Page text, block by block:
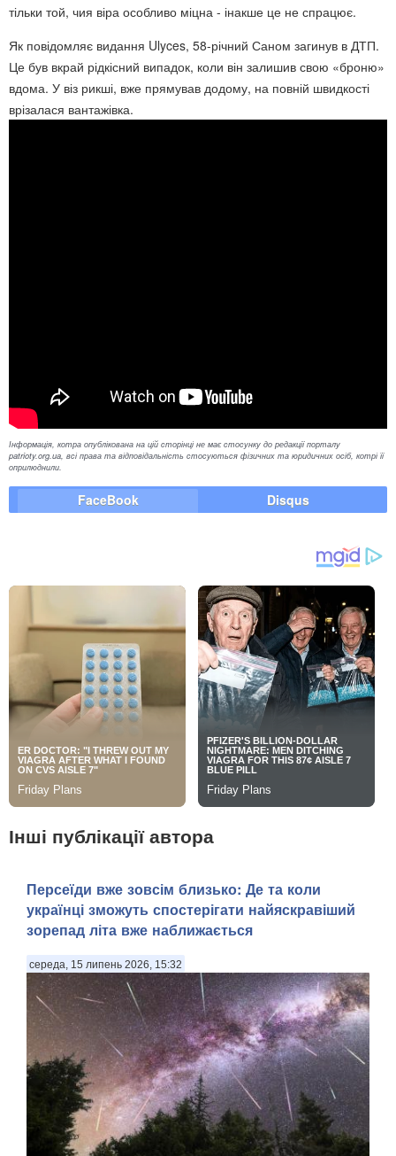
тільки той, чия віра особливо міцна - інакше це не спрацює.
Як повідомляє видання Ulyces, 58-річний Саном загинув в ДТП.
Це був вкрай рідкісний випадок, коли він залишив свою «броню»
вдома. У віз рикші, вже прямував додому, на повній швидкості
врізалася вантажівка.
Інформація, котра опублікована на цій сторінці не має стосунку до редакції порталу
patrioty.org.ua, всі права та відповідальність стосуються фізичних та юридичних осіб, котрі її
оприлюднили.
FaceBook Disqus
Інші публікації автора
Персеїди вже зовсім близько: Де та коли
українці зможуть спостерігати найяскравіший
зорепад літа вже наближається
середа, 15 липень 2026, 15:32